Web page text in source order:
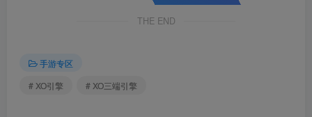
THE END
手游专区
# XO引擎
# XO三端引擎